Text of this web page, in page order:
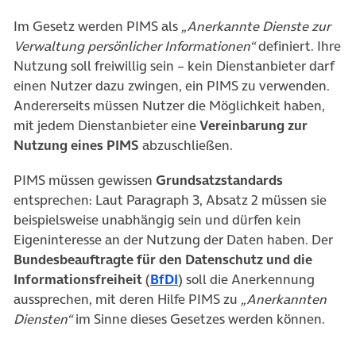
Im Gesetz werden PIMS als „Anerkannte Dienste zur
Verwaltung persönlicher Informationen“definiert. Ihre
Nutzung soll freiwillig sein – kein Dienstanbieter darf
einen Nutzer dazu zwingen, ein PIMS zu verwenden.
Andererseits müssen Nutzer die Möglichkeit haben,
mit jedem Dienstanbieter eineVereinbarung zur
Nutzung eines PIMS abzuschließen.
PIMS müssen gewissen Grundsatzstandards
entsprechen: Laut Paragraph 3, Absatz 2 müssen sie
beispielsweise unabhängig sein und dürfen kein
Eigeninteresse an der Nutzung der Daten haben. Der
Bundesbeauftragte für den Datenschutz und die
Informationsfreiheit(BfDI(öffnet in neuem Tab)
) soll die Anerkennung
aussprechen, mit deren Hilfe PIMS zu „Anerkannten
Diensten“im Sinne dieses Gesetzes werden können.